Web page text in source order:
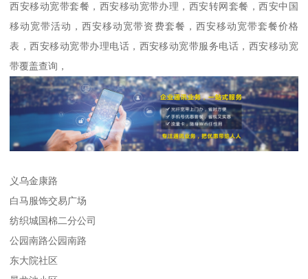
西安移动宽带套餐，西安移动宽带办理，西安转网套餐，西安中国
移动宽带活动，西安移动宽带资费套餐，西安移动宽带套餐价格
表，西安移动宽带办理电话，西安移动宽带服务电话，西安移动宽
带覆盖查询，
义乌金康路
白马服饰交易广场
纺织城国棉二分公司
公园南路公园南路
东大院社区